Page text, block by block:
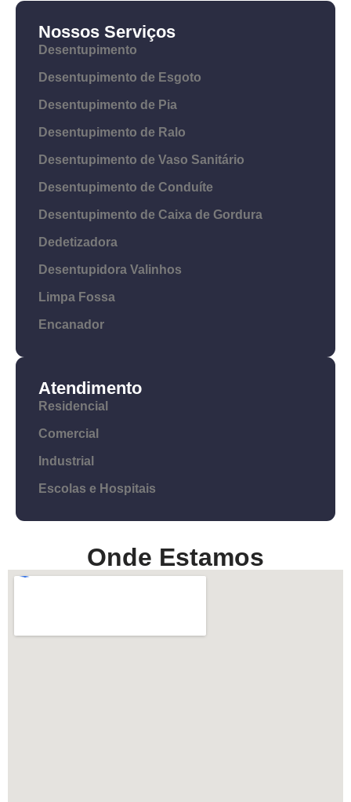
Nossos Serviços
Desentupimento
Desentupimento de Esgoto
Desentupimento de Pia
Desentupimento de Ralo
Desentupimento de Vaso Sanitário
Desentupimento de Conduíte
Desentupimento de Caixa de Gordura
Dedetizadora
Desentupidora Valinhos
Limpa Fossa
Encanador
Atendimento
Residencial
Comercial
Industrial
Escolas e Hospitais
Onde Estamos